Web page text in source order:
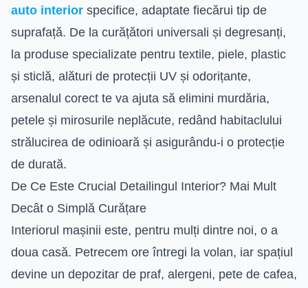
auto interior specifice, adaptate fiecărui tip de
suprafață. De la curățători universali și degresanți,
la produse specializate pentru textile, piele, plastic
și sticlă, alături de protecții UV și odorițante,
arsenalul corect te va ajuta să elimini murdăria,
petele și mirosurile neplăcute, redând habitaclului
strălucirea de odinioară și asigurându-i o protecție
de durată.
De Ce Este Crucial Detailingul Interior? Mai Mult
Decât o Simplă Curățare
Interiorul mașinii este, pentru mulți dintre noi, o a
doua casă. Petrecem ore întregi la volan, iar spațiul
devine un depozitar de praf, alergeni, pete de cafea,